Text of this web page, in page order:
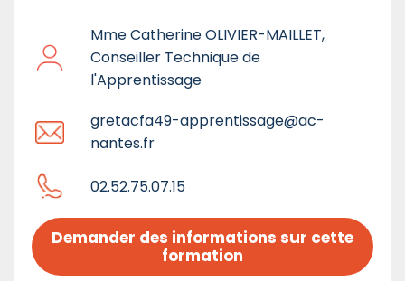
Mme Catherine OLIVIER-MAILLET,
Conseiller Technique de
l'Apprentissage
gretacfa49-apprentissage@ac-
nantes.fr
02.52.75.07.15
Demander des informations sur cette
formation